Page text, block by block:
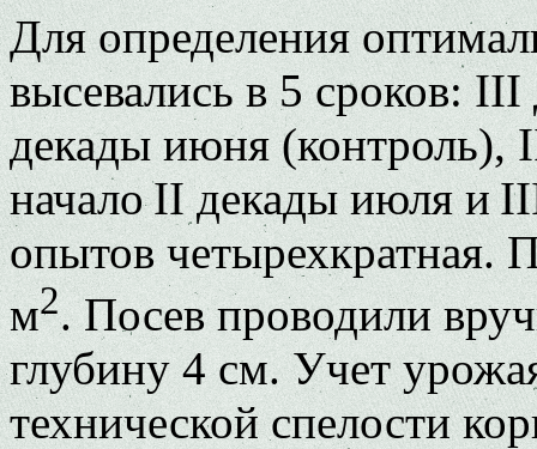
Для определения
высевались в 5 сроков:
декады июня (контроль),
начало II декады июля и
опытов четырехкратная.
м2. Посев проводили
глубину 4 см. Учет
технической спелости